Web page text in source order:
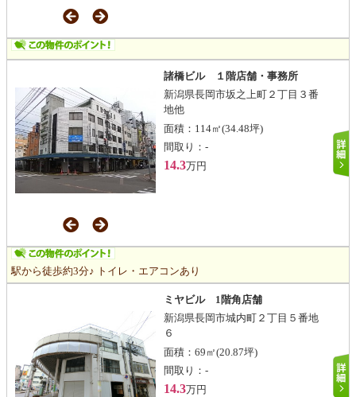
諸橋ビル １階店舗・事務所
新潟県長岡市坂之上町２丁目３番
地他
面積： 114㎡(34.48坪)
間取り： -
14.3万円
駅から徒歩約3分♪ トイレ・エアコンあり
ミヤビル 1階角店舗
新潟県長岡市城内町２丁目５番地
６
面積： 69㎡(20.87坪)
間取り： -
14.3万円